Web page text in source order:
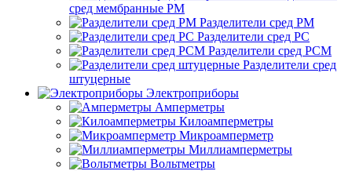
сред мембранные РМ
Разделители сред РМ
Разделители сред РС
Разделители сред РСМ
Разделители сред
штуцерные
Электроприборы
Амперметры
Килоамперметры
Микроамперметр
Миллиамперметры
Вольтметры